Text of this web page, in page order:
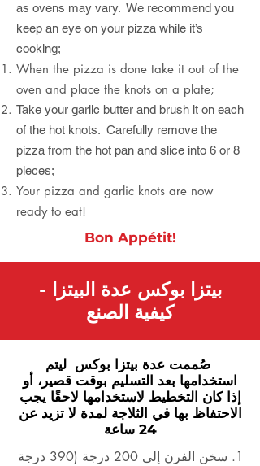
as ovens may vary. We recommend you
keep an eye on your pizza while it’s
cooking;
When the pizza is done take it out of the
oven and place the knots on a plate;
Take your garlic butter and brush it on each
of the hot knots. Carefully remove the
pizza from the hot pan and slice into 6 or 8
pieces;
Your pizza and garlic knots are now
ready to eat!
Bon Appétit!
بيتزا بوكس عدة البيتزا -
كيفية الصنع
صُممت عدة بيتزا بوكس ليتم
استخدامها بعد التسليم بوقت قصير، أو
إذا كان التخطيط لاستخدامها لاحقًا يجب
الاحتفاظ بها في الثلاجة لمدة لا تزيد عن
24 ساعة
1. سخن الفرن إلى 200 درجة (390 درجة